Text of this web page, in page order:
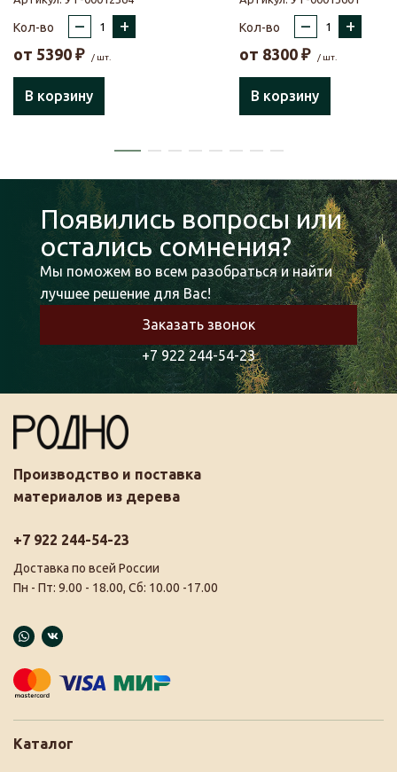
Кол-во – +
от 5390 ₽ / шт.
В корзину
Кол-во – +
от 8300 ₽ / шт.
В корзину
Появились вопросы или
остались сомнения?
Мы поможем во всем разобраться и найти
лучшее решение для Вас!
Заказать звонок
+7 922 244-54-23
Производство и поставка
материалов из дерева
+7 922 244-54-23
Доставка по всей России
Пн - Пт: 9.00 - 18.00, Сб: 10.00 -17.00
Каталог